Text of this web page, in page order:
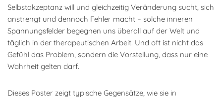
Selbstakzeptanz will und gleichzeitig Veränderung sucht, sich
anstrengt und dennoch Fehler macht – solche inneren
Spannungsfelder begegnen uns überall auf der Welt und
täglich in der therapeutischen Arbeit. Und oft ist nicht das
Gefühl das Problem, sondern die Vorstellung, dass nur eine
Wahrheit gelten darf.
Dieses Poster zeigt typische Gegensätze, wie sie in